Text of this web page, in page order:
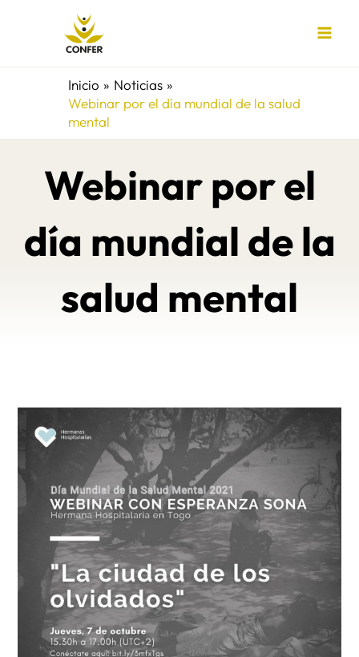
Inicio
Noticias
Webinar por el día mundial de la salud
mental
Webinar por el
día mundial de la
salud mental